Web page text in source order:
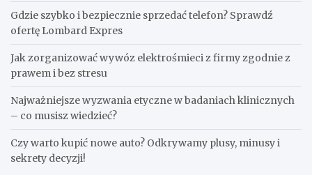
Gdzie szybko i bezpiecznie sprzedać telefon? Sprawdź
ofertę Lombard Expres
Jak zorganizować wywóz elektrośmieci z firmy zgodnie z
prawem i bez stresu
Najważniejsze wyzwania etyczne w badaniach klinicznych
– co musisz wiedzieć?
Czy warto kupić nowe auto? Odkrywamy plusy, minusy i
sekrety decyzji!